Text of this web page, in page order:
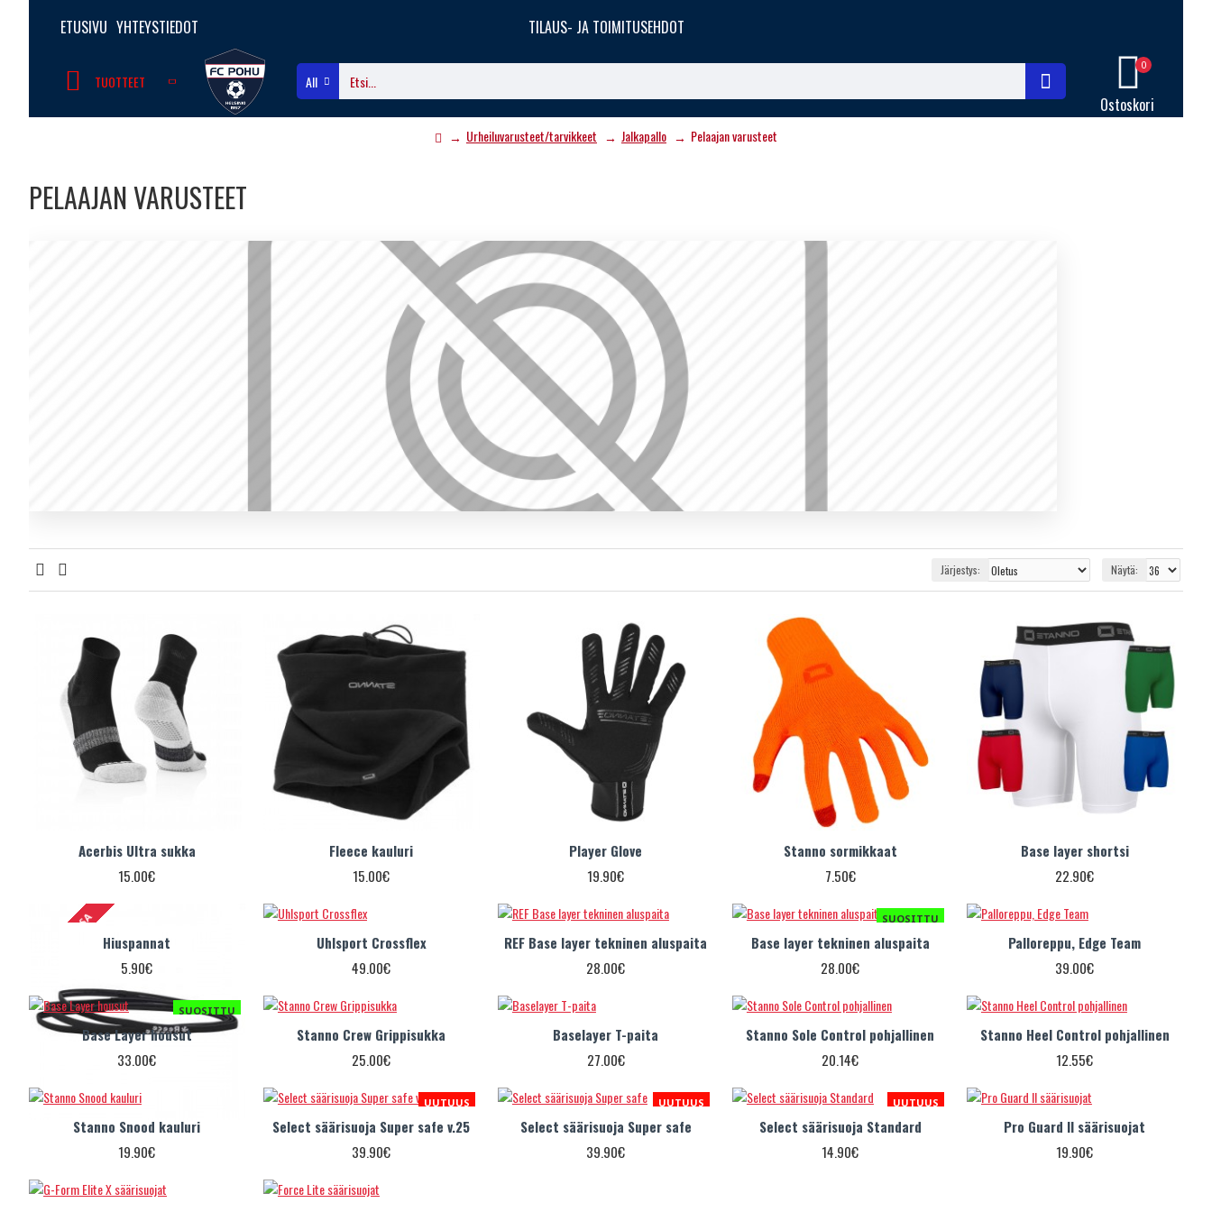
ETUSIVU YHTEYSTIEDOT TILAUS- JA TOIMITUSEHDOT
TUOTTEET All
Ostoskori
0
Urheiluvarusteet/tarvikkeet Jalkapallo Pelaajan varusteet
PELAAJAN VARUSTEET
Järjestys: Näytä:
Acerbis Ultra sukka
15.00€
Fleece kauluri
15.00€
Player Glove
19.90€
Stanno sormikkaat
7.50€
Base layer shortsi
22.90€
VARASTOSSA Hiuspannat
5.90€
Uhlsport Crossflex
49.00€
REF Base layer tekninen aluspaita
28.00€
SUOSITTU
Base layer tekninen aluspaita
28.00€
Palloreppu, Edge Team
39.00€
SUOSITTU
Base Layer housut
33.00€
Stanno Crew Grippisukka
25.00€
Baselayer T-paita
27.00€
Stanno Sole Control pohjallinen
20.14€
Stanno Heel Control pohjallinen
12.55€
Stanno Snood kauluri
19.90€
UUTUUS
Select säärisuoja Super safe v.25
39.90€
UUTUUS
Select säärisuoja Super safe
39.90€
UUTUUS
Select säärisuoja Standard
14.90€
Pro Guard II säärisuojat
19.90€